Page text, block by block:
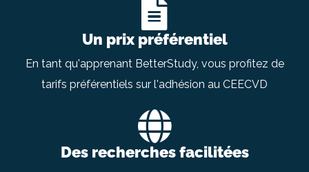
Un prix préférentiel
En tant qu'apprenant BetterStudy, vous profitez de
tarifs préférentiels sur l'adhésion au CEECVD
Des recherches facilitées